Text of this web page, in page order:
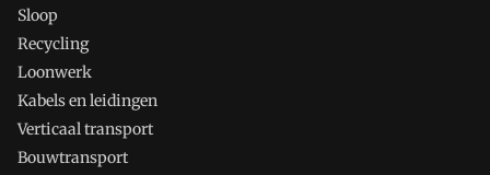
Sloop
Recycling
Loonwerk
Kabels en leidingen
Verticaal transport
Bouwtransport